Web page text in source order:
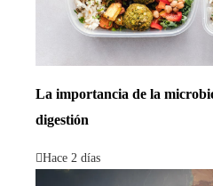
La importancia de la
digestión
Hace 2 días